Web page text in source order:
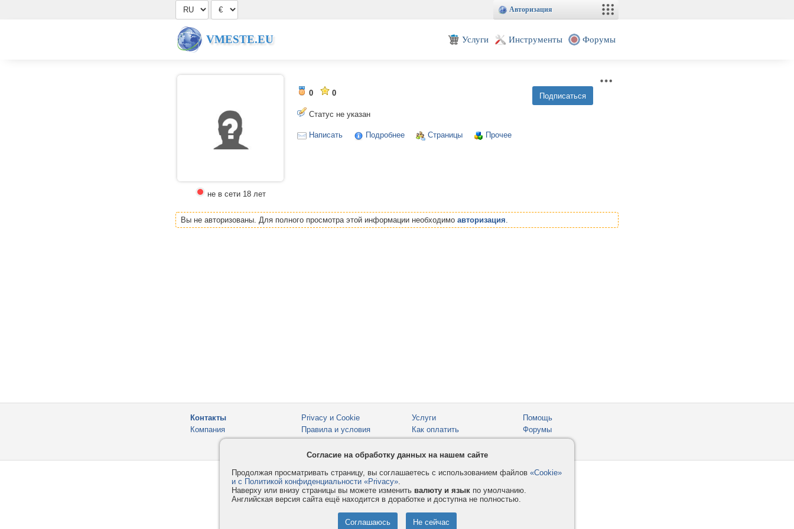
Авторизация
VMESTE.EU Услуги Инструменты Форумы
не в сети 18 лет
0 0
Статус не указан
Написать Подробнее Страницы Прочее
Вы не авторизованы. Для полного просмотра этой информации необходимо авторизация.
Контакты
Компания
Privacy и Cookie
Правила и условия
Услуги
Как оплатить
Помощь
Форумы
Согласие на обработку данных на нашем сайте
Продолжая просматривать страницу, вы соглашаетесь с использованием файлов «Cookie»
и с Политикой конфиденциальности «Privacy».
Наверху или внизу страницы вы можете изменить валюту и язык по умолчанию.
Английская версия сайта ещё находится в доработке и доступна не полностью.